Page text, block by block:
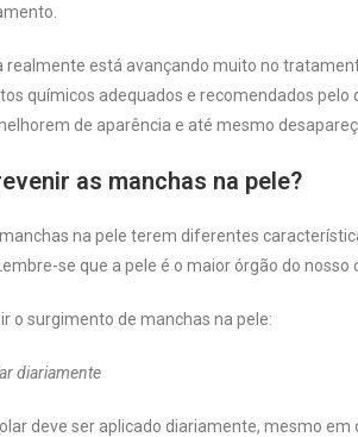
realmente está avançando muito no
químicos adequados e recomendados
de aparência e até mesmo
as manchas na pele?
na pele terem diferentes
se que a pele é o maior órgão do nosso
o surgimento de manchas na pele:
diariamente
deve ser aplicado diariamente, mesmo em